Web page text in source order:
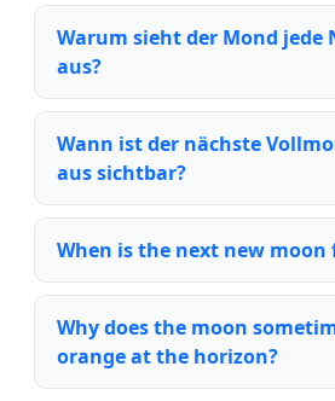
Warum sieht der Mond jede
aus?
Wann ist der nächste
aus sichtbar?
When is the next new moon
Why does the moon
orange at the horizon?